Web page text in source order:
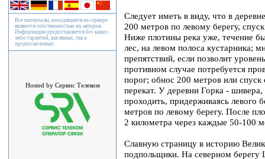
Все материалы, находящиеся на сервере
являются собственностью их авторов.
Информация предоставляется без каких-
либо гарантий, как явных, так и
предполагаемых.
Hosted by Сервис Телеком
Следует иметь в виду, что в
200 метров по левому берегу,
Ниже плотины река уже, течение
лес, на левом полоса кустарника;
препятствий, если позволит
противном случае потребуется
порог; обнос 200 метров или
перекат. У деревни Горка -
проходить, придерживаясь
метров по левому берегу. После
2 километра через каждые 50-100
Славную страницу в историю
подпольщики. На северном берегу